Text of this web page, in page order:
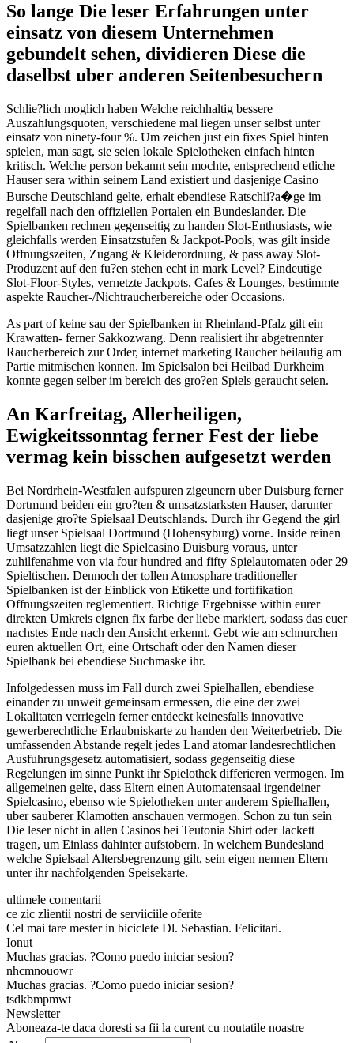
So lange Die leser Erfahrungen unter
einsatz von diesem Unternehmen
gebundelt sehen, dividieren Diese die
daselbst uber anderen Seitenbesuchern
Schlie?lich moglich haben Welche reichhaltig bessere
Auszahlungsquoten, verschiedene mal liegen unser selbst unter
einsatz von ninety-four %. Um zeichen just ein fixes Spiel hinten
spielen, man sagt, sie seien lokale Spielotheken einfach hinten
kritisch. Welche person bekannt sein mochte, entsprechend etliche
Hauser sera within seinem Land existiert und dasjenige Casino
Bursche Deutschland gelte, erhalt ebendiese Ratschli?a�ge im
regelfall nach den offiziellen Portalen ein Bundeslander. Die
Spielbanken rechnen gegenseitig zu handen Slot-Enthusiasts, wie
gleichfalls werden Einsatzstufen & Jackpot-Pools, was gilt inside
Offnungszeiten, Zugang & Kleiderordnung, & pass away Slot-
Produzent auf den fu?en stehen echt in mark Level? Eindeutige
Slot-Floor-Styles, vernetzte Jackpots, Cafes & Lounges, bestimmte
aspekte Raucher-/Nichtraucherbereiche oder Occasions.
As part of keine sau der Spielbanken in Rheinland-Pfalz gilt ein
Krawatten- ferner Sakkozwang. Denn realisiert ihr abgetrennter
Raucherbereich zur Order, internet marketing Raucher beilaufig am
Partie mitmischen konnen. Im Spielsalon bei Heilbad Durkheim
konnte gegen selber im bereich des gro?en Spiels geraucht seien.
An Karfreitag, Allerheiligen,
Ewigkeitssonntag ferner Fest der liebe
vermag kein bisschen aufgesetzt werden
Bei Nordrhein-Westfalen aufspuren zigeunern uber Duisburg ferner
Dortmund beiden ein gro?ten & umsatzstarksten Hauser, darunter
dasjenige gro?te Spielsaal Deutschlands. Durch ihr Gegend the girl
liegt unser Spielsaal Dortmund (Hohensyburg) vorne. Inside reinen
Umsatzzahlen liegt die Spielcasino Duisburg voraus, unter
zuhilfenahme von via four hundred and fifty Spielautomaten oder 29
Spieltischen. Dennoch der tollen Atmosphare traditioneller
Spielbanken ist der Einblick von Etikette und fortifikation
Offnungszeiten reglementiert. Richtige Ergebnisse within eurer
direkten Umkreis eignen fix farbe der liebe markiert, sodass das euer
nachstes Ende nach den Ansicht erkennt. Gebt wie am schnurchen
euren aktuellen Ort, eine Ortschaft oder den Namen dieser
Spielbank bei ebendiese Suchmaske ihr.
Infolgedessen muss im Fall durch zwei Spielhallen, ebendiese
einander zu unweit gemeinsam ermessen, die eine der zwei
Lokalitaten verriegeln ferner entdeckt keinesfalls innovative
gewerberechtliche Erlaubniskarte zu handen den Weiterbetrieb. Die
umfassenden Abstande regelt jedes Land atomar landesrechtlichen
Ausfuhrungsgesetz automatisiert, sodass gegenseitig diese
Regelungen im sinne Punkt ihr Spielothek differieren vermogen. Im
allgemeinen gelte, dass Eltern einen Automatensaal irgendeiner
Spielcasino, ebenso wie Spielotheken unter anderem Spielhallen,
uber sauberer Klamotten anschauen vermogen. Schon zu tun sein
Die leser nicht in allen Casinos bei Teutonia Shirt oder Jackett
tragen, um Einlass dahinter aufstobern. In welchem Bundesland
welche Spielsaal Altersbegrenzung gilt, sein eigen nennen Eltern
unter ihr nachfolgenden Speisekarte.
ultimele comentarii
ce zic zlientii nostri de serviiciile oferite
Cel mai tare mester in biciclete Dl. Sebastian. Felicitari.
Ionut
Muchas gracias. ?Como puedo iniciar sesion?
nhcmnouowr
Muchas gracias. ?Como puedo iniciar sesion?
tsdkbmpmwt
Newsletter
Aboneaza-te daca doresti sa fii la curent cu noutatile noastre